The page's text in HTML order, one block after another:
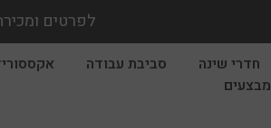
לפרטים
חדרי שינה סביבת עבודה
מבצעים